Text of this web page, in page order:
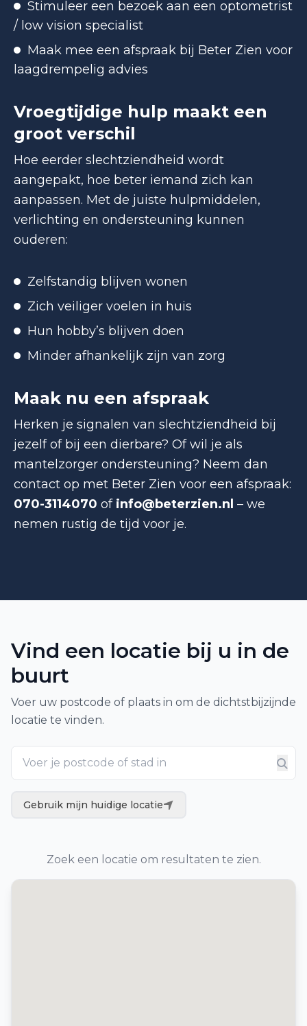
Stimuleer een bezoek aan een optometrist
/ low vision specialist
Maak mee een afspraak bij Beter Zien voor
laagdrempelig advies
Vroegtijdige hulp maakt een
groot verschil
Hoe eerder slechtziendheid wordt
aangepakt, hoe beter iemand zich kan
aanpassen. Met de juiste hulpmiddelen,
verlichting en ondersteuning kunnen
ouderen:
Zelfstandig blijven wonen
Zich veiliger voelen in huis
Hun hobby’s blijven doen
Minder afhankelijk zijn van zorg
Maak nu een afspraak
Herken je signalen van slechtziendheid bij
jezelf of bij een dierbare? Of wil je als
mantelzorger ondersteuning? Neem dan
contact op met Beter Zien voor een afspraak:
070-3114070 of info@beterzien.nl – we
nemen rustig de tijd voor je.
Vind een locatie bij u in de
buurt
Voer uw postcode of plaats in om de dichtstbijzijnde
locatie te vinden.
Gebruik mijn huidige locatie
Zoek een locatie om resultaten te zien.